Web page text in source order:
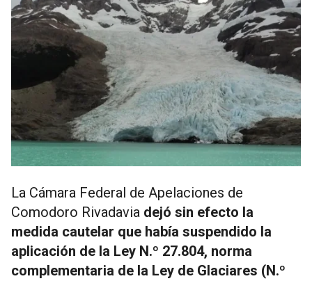
La Cámara Federal de Apelaciones de
Comodoro Rivadavia dejó sin efecto la
medida cautelar que había suspendido la
aplicación de la Ley N.º 27.804, norma
complementaria de la Ley de Glaciares (N.º